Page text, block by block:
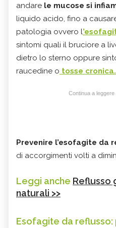
andare le mucose si
liquido acido, fino a
patologia ovvero l
sintomi quali il bruciore a
dietro lo sterno oppure
raucedine o tosse cronica.
Continua a leggere
Prevenire l’esofagite da
di accorgimenti volti a
Leggi anche Reflusso
naturali >>
Esofagite da